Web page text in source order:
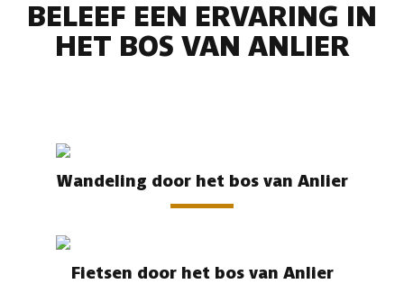
BELEEF EEN ERVARING IN
HET BOS VAN ANLIER
Wandeling door het bos van Anlier
Fietsen door het bos van Anlier